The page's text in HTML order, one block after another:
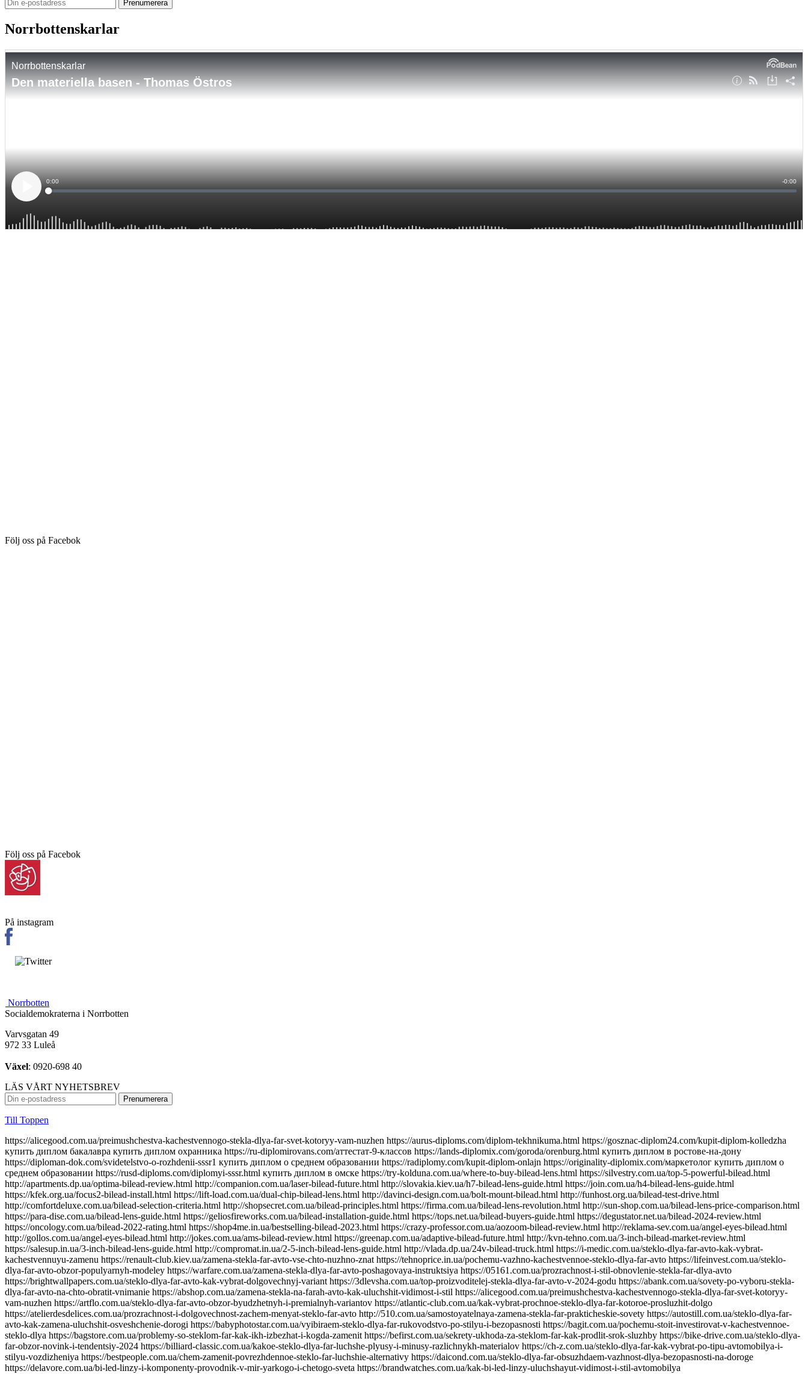
Norrbottenskarlar
Följ oss på Facebok
Följ oss på Facebok
På instagram
Norrbotten
Socialdemokraterna i Norrbotten
Varvsgatan 49
972 33 Luleå
Växel: 0920-698 40
LÄS VÅRT NYHETSBREV
Till Toppen
https://alicegood.com.ua/preimushchestva-kachestvennogo-stekla-dlya-far-svet-kotoryy-vam-nuzhen https://aurus-diploms.com/diplom-tekhnikuma.html https://gosznac-diplom24.com/kupit-diplom-kolledzha купить диплом бакалавра купить диплом охранника https://ru-diplomirovans.com/аттестат-9-классов https://lands-diplomix.com/goroda/orenburg.html купить диплом в ростове-на-дону https://diploman-dok.com/svidetelstvo-o-rozhdenii-sssr1 купить диплом о среднем образовании https://radiplomy.com/kupit-diplom-onlajn https://originality-diplomix.com/маркетолог купить диплом о среднем образовании https://rusd-diploms.com/diplomyi-sssr.html купить диплом в омске https://try-kolduna.com.ua/where-to-buy-bilead-lens.html https://silvestry.com.ua/top-5-powerful-bilead.html http://apartments.dp.ua/optima-bilead-review.html http://companion.com.ua/laser-bilead-future.html http://slovakia.kiev.ua/h7-bilead-lens-guide.html https://join.com.ua/h4-bilead-lens-guide.html https://kfek.org.ua/focus2-bilead-install.html https://lift-load.com.ua/dual-chip-bilead-lens.html http://davinci-design.com.ua/bolt-mount-bilead.html http://funhost.org.ua/bilead-test-drive.html http://comfortdeluxe.com.ua/bilead-selection-criteria.html http://shopsecret.com.ua/bilead-principles.html https://firma.com.ua/bilead-lens-revolution.html http://sun-shop.com.ua/bilead-lens-price-comparison.html https://para-dise.com.ua/bilead-lens-guide.html https://geliosfireworks.com.ua/bilead-installation-guide.html https://tops.net.ua/bilead-buyers-guide.html https://degustator.net.ua/bilead-2024-review.html https://oncology.com.ua/bilead-2022-rating.html https://shop4me.in.ua/bestselling-bilead-2023.html https://crazy-professor.com.ua/aozoom-bilead-review.html http://reklama-sev.com.ua/angel-eyes-bilead.html http://gollos.com.ua/angel-eyes-bilead.html http://jokes.com.ua/ams-bilead-review.html https://greenap.com.ua/adaptive-bilead-future.html http://kvn-tehno.com.ua/3-inch-bilead-market-review.html https://salesup.in.ua/3-inch-bilead-lens-guide.html http://compromat.in.ua/2-5-inch-bilead-lens-guide.html http://vlada.dp.ua/24v-bilead-truck.html https://i-medic.com.ua/steklo-dlya-far-avto-kak-vybrat-kachestvennuyu-zamenu https://renault-club.kiev.ua/zamena-stekla-far-avto-vse-chto-nuzhno-znat https://tehnoprice.in.ua/pochemu-vazhno-kachestvennoe-steklo-dlya-far-avto https://lifeinvest.com.ua/steklo-dlya-far-avto-obzor-populyarnyh-modeley https://warfare.com.ua/zamena-stekla-dlya-far-avto-poshagovaya-instruktsiya https://05161.com.ua/prozrachnost-i-stil-obnovlenie-stekla-far-dlya-avto https://brightwallpapers.com.ua/steklo-dlya-far-avto-kak-vybrat-dolgovechnyj-variant https://3dlevsha.com.ua/top-proizvoditelej-stekla-dlya-far-avto-v-2024-godu https://abank.com.ua/sovety-po-vyboru-stekla-dlya-far-avto-na-chto-obratit-vnimanie https://abshop.com.ua/zamena-stekla-na-farah-avto-kak-uluchshit-vidimost-i-stil https://alicegood.com.ua/preimushchestva-kachestvennogo-stekla-dlya-far-svet-kotoryy-vam-nuzhen https://artflo.com.ua/steklo-dlya-far-avto-obzor-byudzhetnyh-i-premialnyh-variantov https://atlantic-club.com.ua/kak-vybrat-prochnoe-steklo-dlya-far-kotoroe-prosluzhit-dolgo https://atelierdesdelices.com.ua/prozrachnost-i-dolgovechnost-zachem-menyat-steklo-far-avto http://510.com.ua/samostoyatelnaya-zamena-stekla-far-prakticheskie-sovety https://autostill.com.ua/steklo-dlya-far-avto-kak-zamena-uluchshit-osveshchenie-dorogi https://babyphotostar.com.ua/vyibiraem-steklo-dlya-far-rukovodstvo-po-stilyu-i-bezopasnosti https://bagit.com.ua/pochemu-stoit-investirovat-v-kachestvennoe-steklo-dlya https://bagstore.com.ua/problemy-so-steklom-far-kak-ikh-izbezhat-i-kogda-zamenit https://befirst.com.ua/sekrety-ukhoda-za-steklom-far-kak-prodlit-srok-sluzhby https://bike-drive.com.ua/steklo-dlya-far-obzor-novink-i-tendentsiy-2024 https://billiard-classic.com.ua/kakoe-steklo-dlya-far-luchshe-plyusy-i-minusy-razlichnykh-materialov https://ch-z.com.ua/steklo-dlya-far-kak-vybrat-po-tipu-avtomobilya-i-stilyu-vozdizheniya https://bestpeople.com.ua/chem-zamenit-povrezhdennoe-steklo-far-luchshie-alternativy https://daicond.com.ua/steklo-dlya-far-obsuzhdaem-vazhnost-dlya-bezopasnosti-na-doroge https://delavore.com.ua/bi-led-linzy-i-komponenty-provodnik-v-mir-yarkogo-i-chetogo-sveta https://brandwatches.com.ua/kak-bi-led-linzy-uluchshayut-vidimost-i-stil-avtomobilya https://dnmagazine.com.ua/komplekt-bi-led-linz-modernizatsiya-far https://blooms.com.ua/bi-led-linzy-komplektuyushie-vybor https://ameli-studio.com.ua/bi-led-linzy-i-komponenty-maksimum-sveta-pri-minimum-energozatrat https://euro-house.com.ua/kak-bi-led-linzy-vliyayut-na-bezopasnost-i-komfort-vodjeniya https://cpaday.com.ua/innovacii-v-osveshhenii-obzor-luchshih-bi-led-linz-i-komponentov https://cocoshop.com.ua/bi-led-linzy-kak-innovatsionnye-tekhnologii-menyayut-osveshchenie-avto https://cleanshop.com.ua/otkroyte-dlya-sebya-bi-led-linzy-luchshee-osveshchenie-dlya-vashego-avtomobilya https://dragee.com.ua/bi-led-linzy-revolyuciya-v-avtomobilnom-osveshchenii https://eximp.com.ua/komplekt-bi-led-linz-i-komponentov-dlya-idealnyh-far https://e-comex.com.ua/bi-led-linzy-dolgovechnost-i-mosh-sveta-v-komplekte https://elsig-opt.com.ua/budushchee-avtomobilnyh-far-pochemu-bi-led-linzy-novyi-standart https://emaidan.com.ua/bi-led-linzy-luchshiy-svet-dlya-avto https://esco-center.com.ua/stil-i-funkcionalnost-s-bi-led-linzami https://excl.com.ua/bi-led-linzy-svet-i-bezopasnost https://floristua.com.ua/bi-led-linzy-vybor-i-ustanovka https://forthouse.com.ua/umnoye-osveshcheniye-dlya-avto-bi-led-linzy https://footballfans.com.ua/5-prichin-dlya-upgrade-bi-led-linzy https://freeadverts.com.ua/bi-led-linzy-yarkost-i-stil http://istroy.com.ua/nochnye-poezdki-bi-led-linzy-vozmozhnosti https://jesus.com.ua/vsyo-o-bi-led-linzy-dlya-avto https://keslaser.com.ua/bi-led-linzy-dlya-idealnoy-vidimosti https://igrotech.com.ua/instruktsiya-po-vyboru-i-ustanovke-bi-led-linz https://incidents.com.ua/bi-led-linzy-dlya-professionalov-i-novichkov-rekomendatsii-po-ustanovke https://kolesiko.com.ua/linzy-dlya-far-avto-kak-vybrat-idealnye-dlya-vashego-avtomobilya https://infobus.com.ua/kak-linzy-dlya-far-izmenyayut-osveshchennost-i-stil-vashego-avto https://imperialgroup.com.ua/pochemu-stoit-ustanovit-linzy-v-fary-avto-osnovnye-preimushchestva https://leasing.com.ua/linzy-dlya-far-avto-kak-vybrat-luchshie-komponenty-dlya-optimalnogo-sveta https://igruli.com.ua/linzy-dlya-far-avto-chto-vazhno-uchityvat-pri-ustanovke-i-vybore https://mamaorganica.com.ua/linzy-dlya-far-kak-uluchshit-svet-i-stil-avtomobilya https://jiraf.com.ua/moshhnoe-tochnoe-osveshhenie-preimushhestva-linz-dlya-avto-far https://itware.com.ua/chto-dayut-linzy-dlya-far-sekrety-osveshheniya https://jn.com.ua/linzy-dlya-far-sovremennye-resheniya-dlya-vidimosti https://ibnews.com.ua/germetik-dlya-stekla-far-avto https://keepstyle.com.ua/kak-pravilno-ispolzovat-germetik-dlya-far-avto https://menfashion.com.ua/germetik-dlya-stekla-far https://kominmet.com.ua/germetik-dlya-far-avto-vodonepronitsaemost https://mir-akb.com.ua/kak-germetik-dlya-far-vliyaet-na-zashitu-i-vneshniy-vid https://mitsubishi-nikol-motors.com.ua/germetik-dlya-stekla-far-uluchshenie-germetichnosti-i-osveshcheniya https://massovka.com.ua/germetik-dlya-far-zashchita-ot-vlagi-pyli-kondensata https://newstoday.com.ua/kak-vybrat-germetik-dlya-stekla-far https://maximumvisa.com.ua/germetik-dlya-stekla-far-idealnaya-germetizatsiya https://ostercenter.com.ua/luchshie-germetiki-dlya-far-avto https://pnevmo-strelok.com.ua/germetik-dlya-far-zachem-i-kak-ispolzovat https://myelectro.com.ua/kak-germetik-zashchishchaet-fary https://logotypes.com.ua/germetizaciya-stekla-far https://naduvnie-lodki.com.ua/sekret-idealnyh-far-germetik https://nagrevayka.com.ua/top-5-germetikov-dlya-far http://repetitory.com.ua/germetik-dlya-stekla-far-poshagovyj-gid https://optimapharm.com.ua/germetik-dlya-stekla-far https://s-boutique.com.ua/zashchita-far-ot-vlagi-rol-germetika https://rockradio.com.ua/kak-germetik-pomogaet-sokhranit-fary-kak-novye https://pravoslavnews.com.ua/germetik-dlya-far-nadezhnoe-reshenie-dlya-predotvrashcheniya-kondensata https://salonsharm.com.ua/idealnyj-germetik-dlya-stekla-far-kak-vybrat-i-pravilno-nanesti http://salle.com.ua/pochemu-germetik-dlya-far-avto-vazhnee-chem-kazhetsya http://reklamist.com.ua/germetik-dlya-stekla-far-obazatelnyj-element-dlya-remonta http://runflor.com.ua/kak-vosstanovit-germetichnost-far-sovety-po-vyboru-germetika https://side-by-side.com.ua/remont-stekla-far-kak-germetik-pomogaet-sokhranit-svetopropuskaniye https://smartbuildforum.com.ua/germetik-dlya-avtofar-resheniye-dlya-osveshcheniya-i-zashchity https://tastaliski.com.ua/germetik-dlya-stekla-far-zashchita-ot-pogodnyh-usloviy https://sevinfo.com.ua/kak-germetik-prodlevaet-srok-sluzhby-far https://summer-kino.com.ua/germetik-dlya-avtofar-problemy-s-germetizaciej https://startupline.com.ua/vybor-germetika-dlya-far https://unasoft.com.ua/germetik-dlya-stekla-far-vlaga-i-korrozia https://svitozar.com.ua/germetik-dlya-stekla-far-vlaga-i-korrozia https://talktome.com.ua/zhidkost-dlya-polirovki-far-avto https://smotri.com.ua/kak-vybrat-luchshuyu-zhidkost-dlya-polirovki-far https://tyres.com.ua/zhidkost-dlya-polirovki-far-ustranenie-carapin https://tayger.com.ua/nabor-dlya-polirovki-far-vse-chto-nuzhno https://tm-marmelad.com.ua/nabor-dlya-polirovki-far-luchshie-komplekty https://synergize.com.ua/polirovka-far-svoimi-rukami-nabory https://trademart.com.ua/nabor-dlya-polirovki-far-kak-obnovit-fary-avto http://vabank.com.ua/steklo-dlya-far-ka